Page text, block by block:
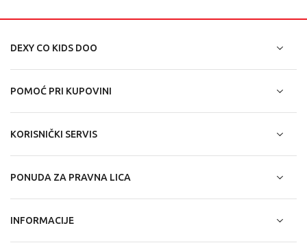
DEXY CO KIDS DOO
POMOĆ PRI KUPOVINI
KORISNIČKI SERVIS
PONUDA ZA PRAVNA LICA
INFORMACIJE